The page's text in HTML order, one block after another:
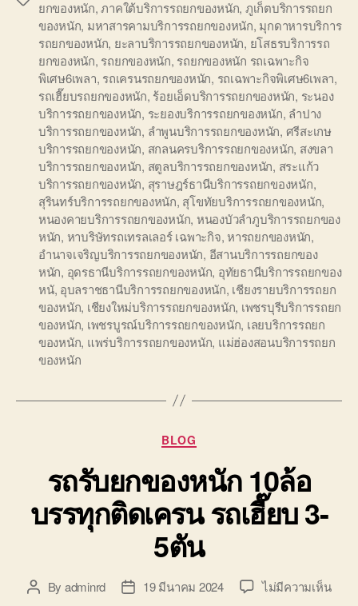
ยกของหนัก,ภาคใต้บริการรถยกของหนัก, ภูเก็ตบริการรถยก
ของหนัก, มหาสารคามบริการรถยกของหนัก, มุกดาหารบริการ
รถยกของหนัก, ยะลาบริการรถยกของหนัก, ยโสธรบริการรถ
ยกของหนัก, รถยกของหนัก, รถยกของหนัก รถเฉพาะกิจ
พิเศษ6เพลา, รถเครนรถยกของหนัก, รถเฉพาะกิจพิเศษ6เพลา,
รถเฮี๊ยบรถยกของหนัก, ร้อยเอ็ดบริการรถยกของหนัก, ระนอง
บริการรถยกของหนัก, ระยองบริการรถยกของหนัก, ลำปาง
บริการรถยกของหนัก, ลำพูนบริการรถยกของหนัก, ศรีสะเกษ
บริการรถยกของหนัก, สกลนครบริการรถยกของหนัก, สงขลา
บริการรถยกของหนัก, สตูลบริการรถยกของหนัก, สระแก้ว
บริการรถยกของหนัก, สุราษฎร์ธานีบริการรถยกของหนัก,
สุรินทร์บริการรถยกของหนัก, สุโขทัยบริการรถยกของหนัก,
หนองคายบริการรถยกของหนัก, หนองบัวลำภูบริการรถยกของ
หนัก, หาบริษัทรถเทรลเลอร์ เฉพาะกิจ,หารถยกของหนัก,
อำนาจเจริญบริการรถยกของหนัก, อีสานบริการรถยกของ
หนัก, อุดรธานีบริการรถยกของหนัก, อุทัยธานีบริการรถยกของ
หนั, อุบลราชธานีบริการรถยกของหนัก, เชียงรายบริการรถยก
ของหนัก, เชียงใหม่บริการรถยกของหนัก, เพชรบุรีบริการรถยก
ของหนัก, เพชรบูรณ์บริการรถยกของหนัก, เลยบริการรถยก
ของหนัก, แพร่บริการรถยกของหนัก, แม่ฮ่องสอนบริการรถยก
ของหนัก
Categories
BLOG
รถรับยกของหนัก 10ล้อ
บรรทุกติดเครน รถเฮี๊ยบ 3-
5ตัน
PostBy adminrd
Post19 มีนาคม 2024 ไม่มีความเห็นบน